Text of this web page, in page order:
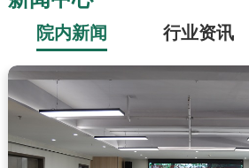
院内新闻 行业资讯